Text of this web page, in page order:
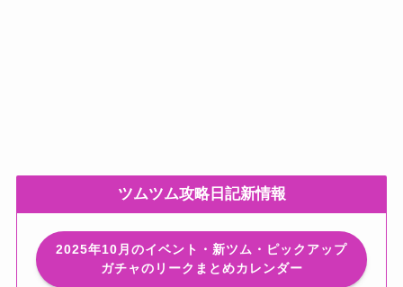
ツムツム攻略日記新情報
2025年10月のイベント・新ツム・ピックアップ
ガチャのリークまとめカレンダー